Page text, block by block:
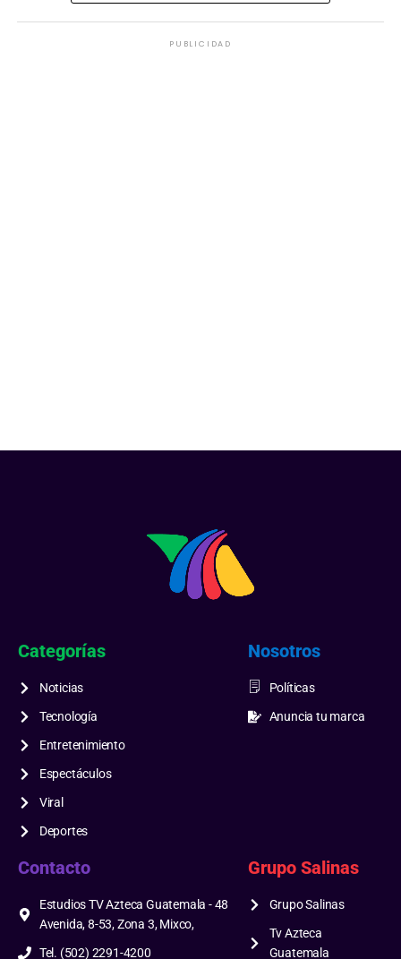
PUBLICIDAD
Categorías
Noticias
Tecnología
Entretenimiento
Espectáculos
Viral
Deportes
Nosotros
Políticas
Anuncia tu marca
Contacto
Estudios TV Azteca Guatemala - 48
Avenida, 8-53, Zona 3, Mixco,
Tel. (502) 2291-4200
Grupo Salinas
Grupo Salinas
Tv Azteca
Guatemala